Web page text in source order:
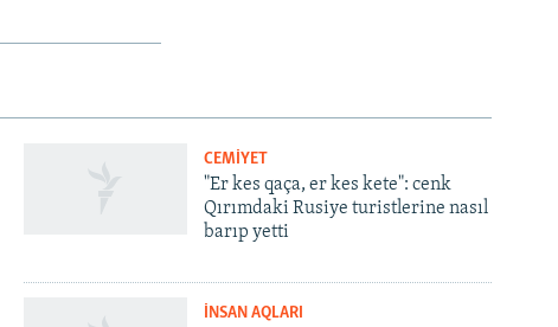
CEMİYET
"Er kes qaça, er kes kete": cenk
Qırımdaki Rusiye turistlerine nasıl
barıp yetti
İNSAN AQLARI